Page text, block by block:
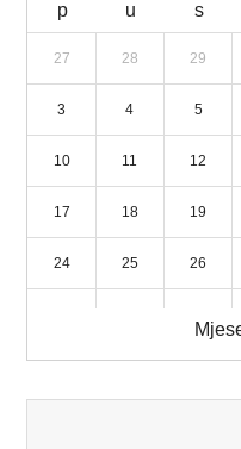
p u s
27 28 29
3 4 5
10 11 12
17 18 19
24 25 26